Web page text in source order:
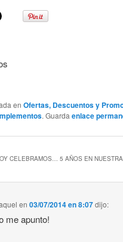
en Ofertas, Descuentos y
. Guarda enlace
CELEBRAMOS… 5 AÑOS EN
en03/07/2014 en 8:07dijo:
me apunto!